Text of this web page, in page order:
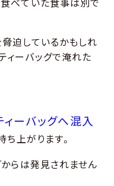
食べていた食事は別で
迫しているかもしれ
ィーバッグで淹れた
ィーバッグへ混入
ち上がります。
からは発見されません